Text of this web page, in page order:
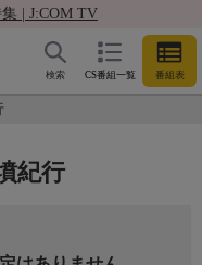
| J:COM TV
CS番組一覧 番組表
検索
紀行